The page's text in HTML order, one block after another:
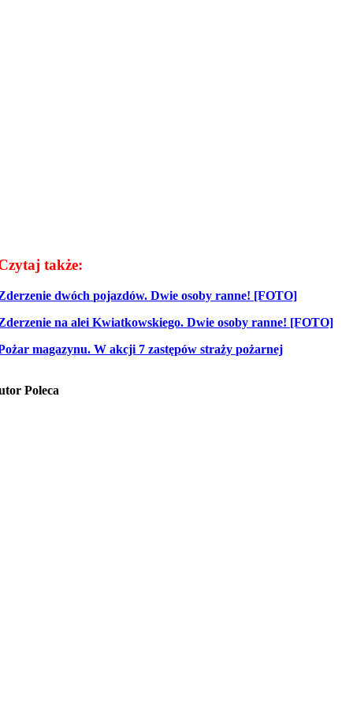
także:
dwóch pojazdów. Dwie osoby ranne! [FOTO]
na alei Kwiatkowskiego. Dwie osoby ranne! [FOTO]
magazynu. W akcji 7 zastępów straży pożarnej
Poleca